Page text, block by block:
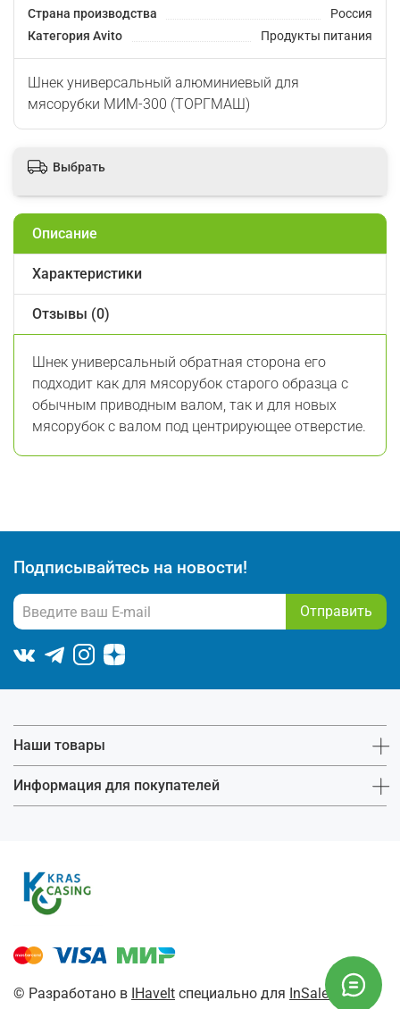
Страна производства
Россия
Категория Avito
Продукты питания
Шнек универсальный алюминиевый для
мясорубки МИМ-300 (ТОРГМАШ)
Выбрать
Описание
Характеристики
Отзывы (0)
Шнек универсальный обратная сторона его
подходит как для мясорубок старого образца с
обычным приводным валом, так и для новых
мясорубок с валом под центрирующее отверстие.
Подписывайтесь на новости!
Отправить
Наши товары
Информация для покупателей
© Разработано в IHaveIt специально для InSales